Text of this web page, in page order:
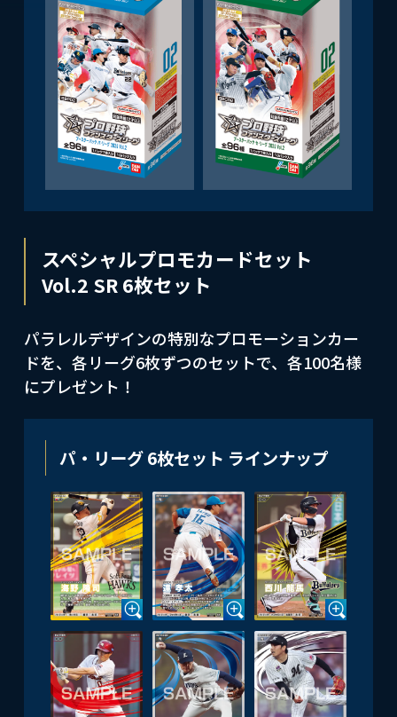
スペシャルプロモカードセット
Vol.2 SR 6枚セット
パラレルデザインの特別なプロモーションカー
ドを、各リーグ6枚ずつのセットで、各100名様
にプレゼント！
パ・リーグ 6枚セット ラインナップ